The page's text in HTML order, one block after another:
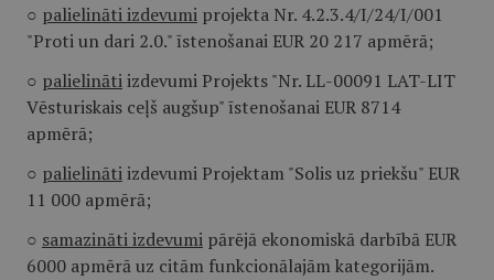
○ palielināti izdevumi projekta Nr. 4.2.3.4/I/24/I/001
"Proti un dari 2.0." īstenošanai EUR 20 217 apmērā;
○ palielinātiizdevumi Projekts "Nr. LL-00091 LAT-LIT
Vēsturiskais ceļš augšup" īstenošanai EUR 8714
apmērā;
○ palielinātiizdevumi Projektam "Solis uz priekšu" EUR
11 000 apmērā;
○ samazināti izdevumi pārējā ekonomiskā darbībā EUR
6000 apmērā uz citām funkcionālajām kategorijām.